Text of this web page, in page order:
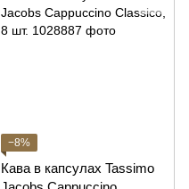
−8%
Кава в капсулах Tassimo